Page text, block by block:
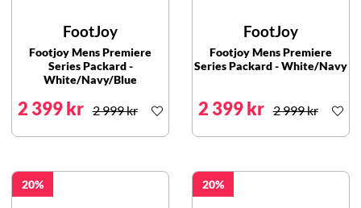
FootJoy
Footjoy Mens Premiere
Series Packard -
White/Navy/Blue
2 399 kr 2 999 kr
FootJoy
Footjoy Mens Premiere
Series Packard - White/Navy
2 399 kr 2 999 kr
20 20